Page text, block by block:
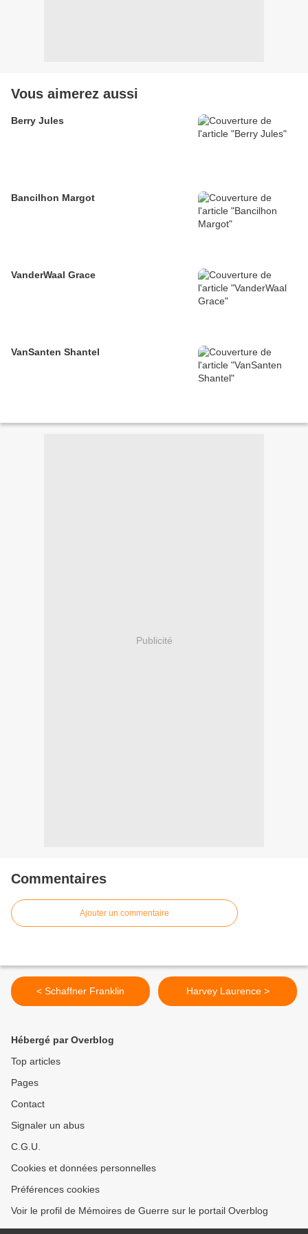
Vous aimerez aussi
Berry Jules
Bancilhon Margot
VanderWaal Grace
VanSanten Shantel
Publicité
Commentaires
Ajouter un commentaire
< Schaffner Franklin Harvey Laurence >
Hébergé par Overblog
Top articles
Pages
Contact
Signaler un abus
C.G.U.
Cookies et données personnelles
Préférences cookies
Voir le profil de Mémoires de Guerre sur le portail Overblog